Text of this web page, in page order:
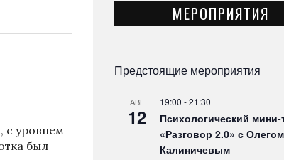
с уровнем
был
МЕРОПРИЯТИЯ
Предстоящие мероприятия
АВГ
12
19:00 -21:30
Психологический мини-
«Разговор 2.0» с Олегом
Калиничевым